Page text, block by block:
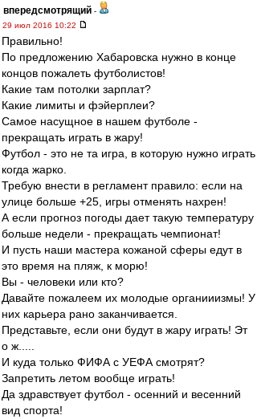
впередсмотрящий -
29 июл 2016 10:22
Правильно!
По предложению Хабаровска нужно в конце
концов пожалеть футболистов!
Какие там потолки зарплат?
Какие лимиты и фэйерплеи?
Самое насущное в нашем футболе -
прекращать играть в жару!
Футбол - это не та игра, в которую нужно играть
когда жарко.
Требую внести в регламент правило: если на
улице больше +25, игры отменять нахрен!
А если прогноз погоды дает такую температуру
больше недели - прекращать чемпионат!
И пусть наши мастера кожаной сферы едут в
это время на пляж, к морю!
Вы - человеки или кто?
Давайте пожалеем их молодые органииизмы! У
них карьера рано заканчивается.
Представьте, если они будут в жару играть! Эт
о ж.....
И куда только ФИФА с УЕФА смотрят?
Запретить летом вообще играть!
Да здравствует футбол - осенний и весенний
вид спорта!